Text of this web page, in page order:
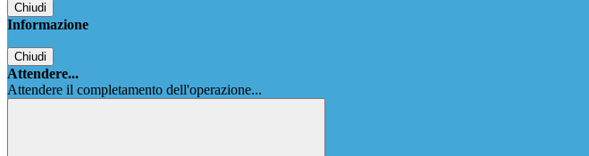
Chiudi
Informazione
Chiudi
Attendere...
Attendere il completamento dell'operazione...